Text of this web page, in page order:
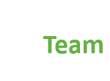
Team